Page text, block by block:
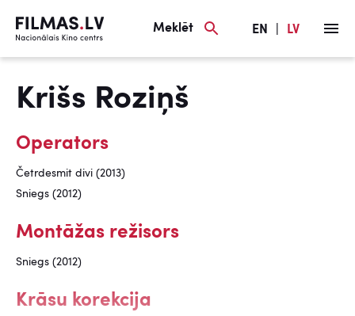
Meklēt EN LV
Krišs Roziņš
Operators
Četrdesmit divi (2013)
Sniegs (2012)
Montāžas režisors
Sniegs (2012)
Krāsu korekcija